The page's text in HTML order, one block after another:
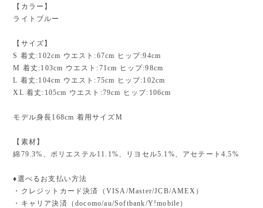
【カラー】
ライトブルー
【サイズ】
S 着丈:102cm ウエスト:67cm ヒップ:94cm
M 着丈:103cm ウエスト:71cm ヒップ:98cm
L 着丈:104cm ウエスト:75cm ヒップ:102cm
XL 着丈:105cm ウエスト:79cm ヒップ:106cm
モデル身長168cm 着用サイズM
【素材】
綿79.3%、ポリエステル11.1%、リヨセル5.1%、アセテート4.5%
♦︎選べるお支払い方法
・クレジットカード決済（VISA/Master/JCB/AMEX）
・キャリア決済（docomo/au/Softbank/Y!mobile）